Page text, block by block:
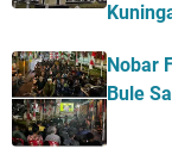
Nobar
Bule